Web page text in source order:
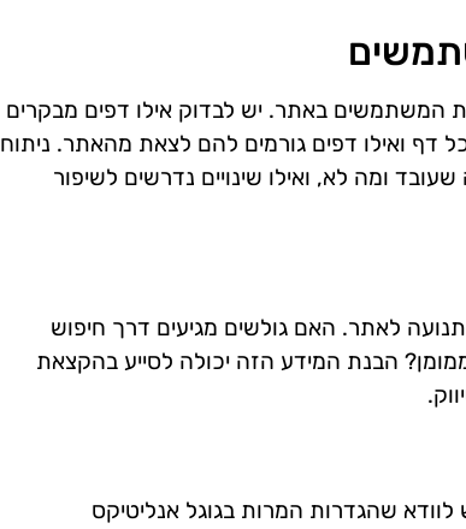
המשתמשים באתר. יש לבדוק אילו דפים מבקרים
דף ואילו דפים גורמים להם לצאת מהאתר. ניתוח
ומה לא, ואילו שינויים נדרשים לשיפור
לאתר. האם גולשים מגיעים דרך חיפוש
הבנת המידע הזה יכולה לסייע בהקצאת
שהגדרות המרות בגוגל אנליטיקס